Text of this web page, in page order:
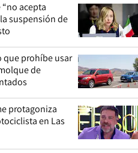
acepta
suspensión de
que prohíbe usar
de
protagoniza
en Las